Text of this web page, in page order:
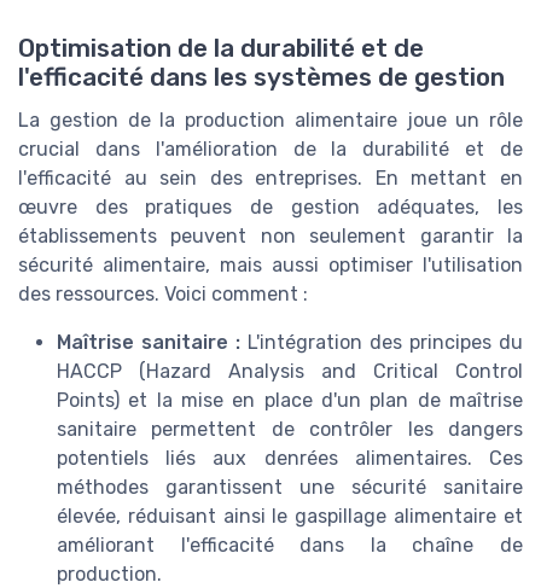
Optimisation de la durabilité et de
l'efficacité dans les systèmes de gestion
La gestion de la production alimentaire joue un rôle
crucial dans l'amélioration de la durabilité et de
l'efficacité au sein des entreprises. En mettant en
œuvre des pratiques de gestion adéquates, les
établissements peuvent non seulement garantir la
sécurité alimentaire, mais aussi optimiser l'utilisation
des ressources. Voici comment :
Maîtrise sanitaire : L'intégration des principes du
HACCP (Hazard Analysis and Critical Control
Points) et la mise en place d'un plan de maîtrise
sanitaire permettent de contrôler les dangers
potentiels liés aux denrées alimentaires. Ces
méthodes garantissent une sécurité sanitaire
élevée, réduisant ainsi le gaspillage alimentaire et
améliorant l'efficacité dans la chaîne de
production.